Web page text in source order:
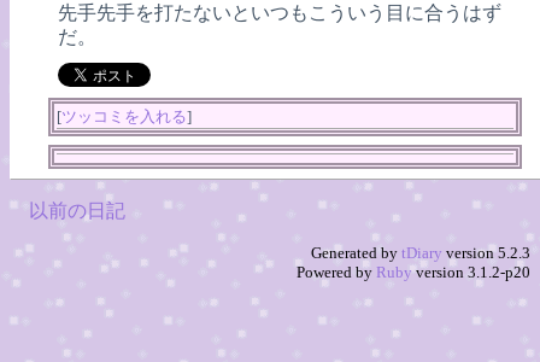
先手先手を打たないといつもこういう目に合うはず
だ。
[ツッコミを入れる]
以前の日記
Generated by tDiary version 5.2.3
Powered by Rubyversion 3.1.2-p20